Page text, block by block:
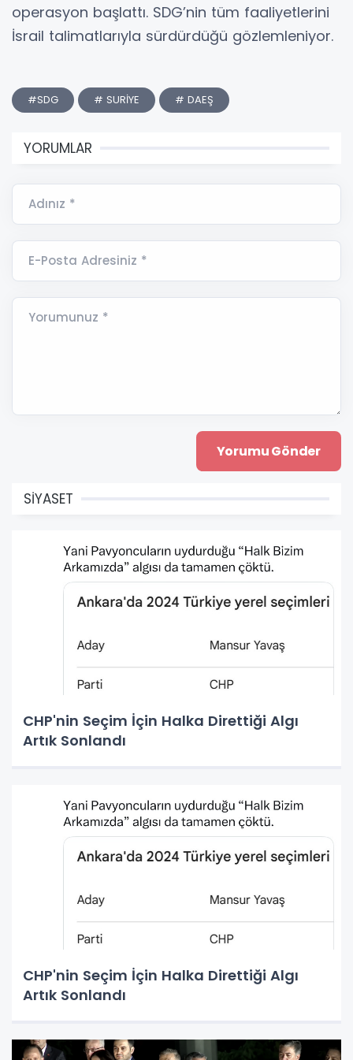
operasyon başlattı. SDG’nin tüm faaliyetlerini
İsrail talimatlarıyla sürdürdüğü gözlemleniyor.
#SDG # SURİYE # DAEŞ
YORUMLAR
Adınız *
E-Posta Adresiniz *
Yorumunuz *
SİYASET
CHP'nin Seçim İçin Halka Direttiği Algı
Artık Sonlandı
CHP'nin Seçim İçin Halka Direttiği Algı
Artık Sonlandı